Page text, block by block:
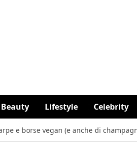
Beauty Lifestyle Celebrity
e borse vegan (e anche di